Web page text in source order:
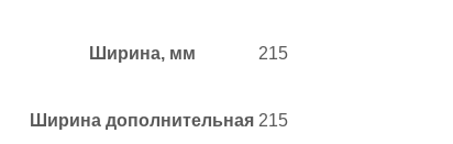
Ширина, мм 215
Ширина дополнительная 215